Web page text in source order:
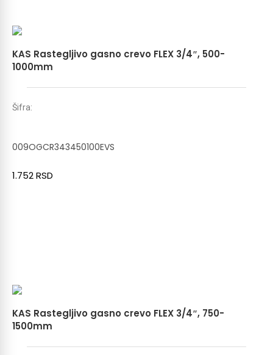
KAS Rastegljivo gasno crevo FLEX 3/4″, 500-
1000mm
Šifra:
009OGCR343450100EVS
1.752RSD
KAS Rastegljivo gasno crevo FLEX 3/4″, 750-
1500mm